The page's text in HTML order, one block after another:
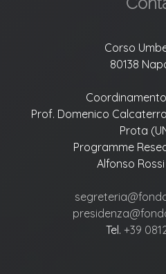
Corso
80138
Prof. Domenico
Prota
Programme
Alfonso
Tel. +39